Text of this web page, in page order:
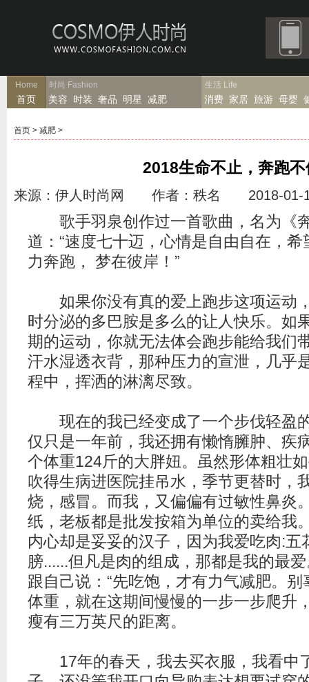
Home
首页
时尚 Fashion
美容 时装 奢品 明星 减肥
生活 Life
消费 家居 旅游 母婴
首页 > 减肥 >
2018生命不止，奔跑不
来源：伊人时尚网 作者：秩名 2018-01-
歌手羽泉创作过一首歌曲，名为《
道：“速度七十迈，心情是自由自在，
力奔跑， 梦在彼岸！”
如果你没有真的爱上跑步这项运动
时分泌的多巴胺是多么的让人快乐。如
期的运动，你就无法体会跑步能给我们
汗水湿透衣背，那种压力的宣泄，几乎
程中，挥洒的淋漓尽致。
现在的我已经变成了一个步伐轻盈
仅只是一年前，我还拥有懒惰臃肿、 疾
个体重124斤的大胖妞。虽然形体粗壮
吹得生病进医院挂吊水，季节更替时，
烧，感冒。而我，又偏偏有过敏性鼻炎
纸，老板都是批发按箱为单位的卖给我
内心却是妥妥的汉子，因为我爱吃肉:五
膀......但凡是肉的组成，那都是我的最
跟自己说：“先吃饱，才有力气减肥。别
体重，就在这期间慢慢的一步一步爬升
瘦有三万英尺的距离。
17年的春天，我去买衣服，我看中